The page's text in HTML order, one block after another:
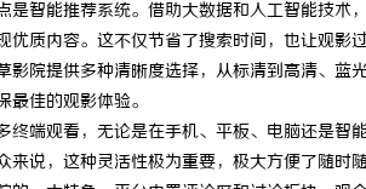
是智能推荐系统。借助大数据和人工智能技
优质内容。这不仅节省了搜索时间，也让观影
影院提供多种清晰度选择，从标清到高清、
最佳的观影体验。
终端观看，无论是在手机、平板、电脑还是
来说，这种灵活性极为重要，极大方便了随时